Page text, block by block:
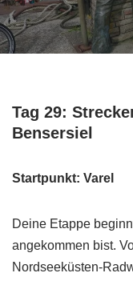
Tag 29:
Bensersiel
Startpunkt: Varel
Deine Etappe
angekommen bist.
Nordseeküsten-